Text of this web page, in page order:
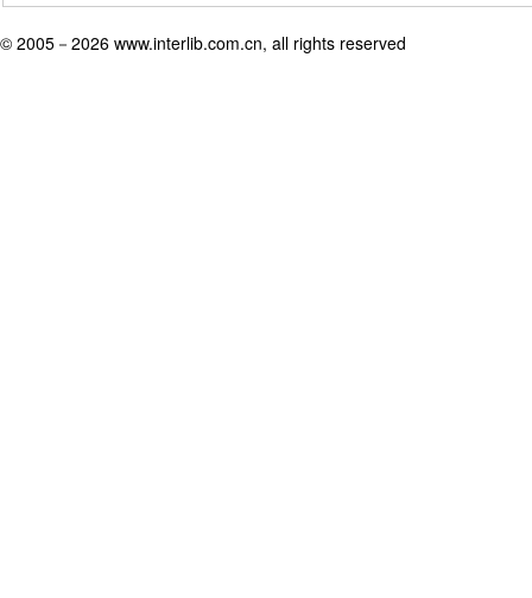
© 2005－ 2026 www.interlib.com.cn, all rights reserved